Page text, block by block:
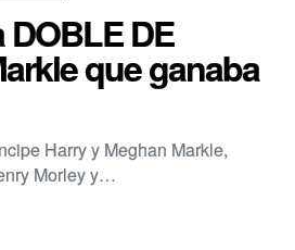
DE
que ganaba
Harry y Meghan Markle,
Morley y…